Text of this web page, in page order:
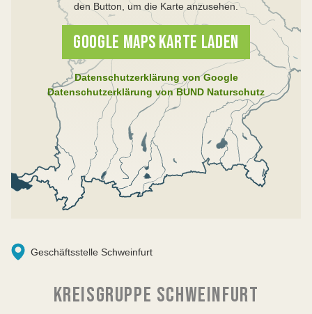
den Button, um die Karte anzusehen.
GOOGLE MAPS KARTE LADEN
Datenschutzerklärung von Google
Datenschutzerklärung von BUND Naturschutz
Geschäftsstelle Schweinfurt
KREISGRUPPE SCHWEINFURT